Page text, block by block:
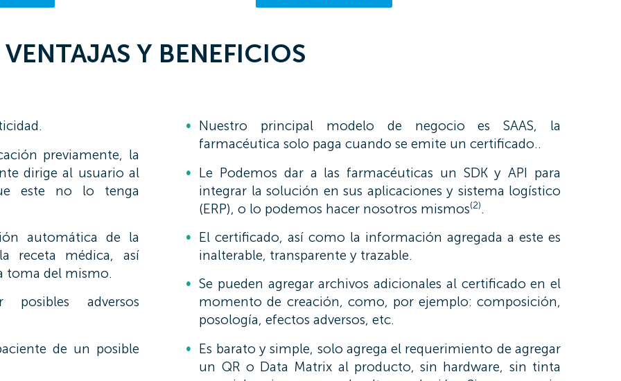
VENTAJAS Y BENEFICIOS
previamente, la
dirige al usuario al
este no lo tenga
automática de la
receta médica, así
toma del mismo.
adversos
de un posible
Nuestro principal modelo de negocio es SAAS, la
farmacéutica solo paga cuando se emite un certificado..
Le Podemos dar a las farmacéuticas un SDK y API para
integrar la solución en sus aplicaciones y sistema logístico
(ERP), o lo podemos hacer nosotros mismos(2).
El certificado, así como la información agregada a este es
inalterable, transparente y trazable.
Se pueden agregar archivos adicionales al certificado en el
momento de creación, como, por ejemplo: composición,
posología, efectos adversos, etc.
Es barato y simple, solo agrega el requerimiento de agregar
un QR o Data Matrix al producto, sin hardware, sin tinta